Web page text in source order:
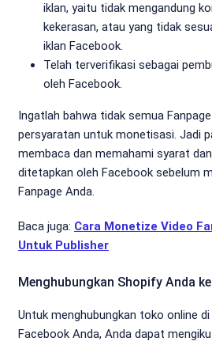
iklan, yaitu tidak mengandung
kekerasan, atau yang tidak
iklan Facebook.
Telah terverifikasi sebagai
oleh Facebook.
Ingatlah bahwa tidak semua
persyaratan untuk monetisasi. Jadi
membaca dan memahami syarat
ditetapkan oleh Facebook sebelum
Fanpage Anda.
Baca juga: Cara Monetize Video
Untuk Publisher
Menghubungkan Shopify Anda
Untuk menghubungkan toko online
Facebook Anda, Anda dapat